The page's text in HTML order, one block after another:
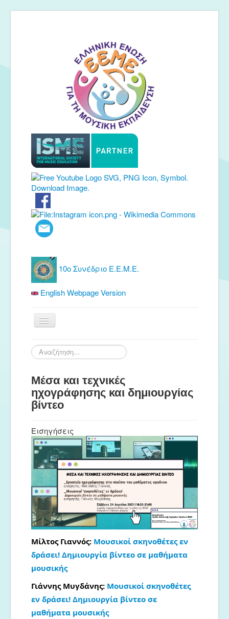
10ο Συνέδριο Ε.Ε.Μ.Ε.
English Webpage Version
Αρχική
Δωρεάν Υλικό
Εκδόσεις
Συνέδρια
Θερινή συνάντηση
Μουσικές Ομάδες
Ευτέρπη
Musapps
Αναζήτηση...
Μέσα και τεχνικές
ηχογράφησης και δημιουργίας
βίντεο
Εισηγήσεις
Μίλτος Γιαννός: Μουσικοί σκηνοθέτες εν
δράσει! Δημιουργία βίντεο σε μαθήματα
μουσικής
Γιάννης Μυγδάνης: Μουσικοί σκηνοθέτες
εν δράσει! Δημιουργία βίντεο σε
μαθήματα μουσικής